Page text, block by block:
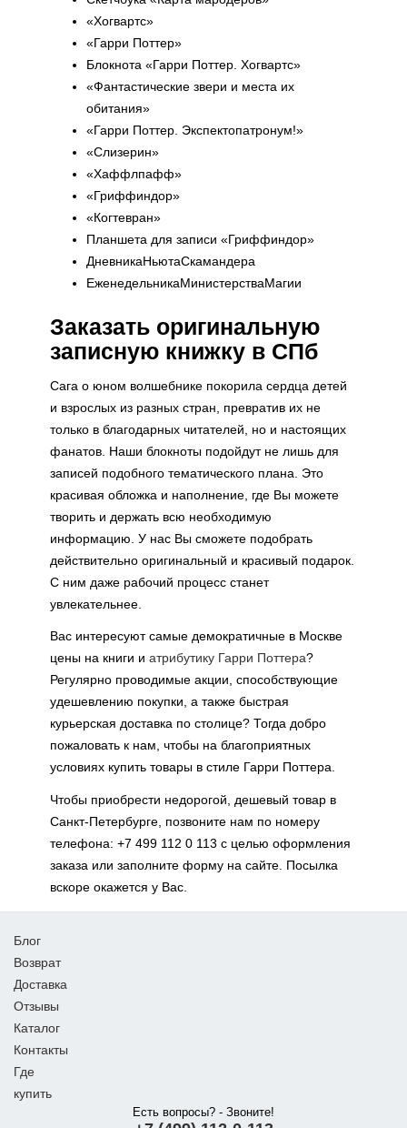
«Хогвартс»
«Гарри Поттер»
Блокнота «Гарри Поттер. Хогвартс»
«Фантастические звери и места их
обитания»
«Гарри Поттер. Экспектопатронум!»
«Слизерин»
«Хаффлпафф»
«Гриффиндор»
«Когтевран»
Планшета для записи «Гриффиндор»
ДневникаНьютаСкамандера
ЕженедельникаМинистерстваМагии
Заказать оригинальную
записную книжку в СПб
Сага о юном волшебнике покорила сердца детей
и взрослых из разных стран, превратив их не
только в благодарных читателей, но и настоящих
фанатов. Наши блокноты подойдут не лишь для
записей подобного тематического плана. Это
красивая обложка и наполнение, где Вы можете
творить и держать всю необходимую
информацию. У нас Вы сможете подобрать
действительно оригинальный и красивый подарок.
С ним даже рабочий процесс станет
увлекательнее.
Вас интересуют самые демократичные в Москве
цены на книги и атрибутику Гарри Поттера?
Регулярно проводимые акции, способствующие
удешевлению покупки, а также быстрая
курьерская доставка по столице? Тогда добро
пожаловать к нам, чтобы на благоприятных
условиях купить товары в стиле Гарри Поттера.
Чтобы приобрести недорогой, дешевый товар в
Санкт-Петербурге, позвоните нам по номеру
телефона: +7 499 112 0 113 с целью оформления
заказа или заполните форму на сайте. Посылка
вскоре окажется у Вас.
Блог
Возврат
Доставка
Отзывы
Каталог
Контакты
Где
купить
Есть вопросы? - Звоните!